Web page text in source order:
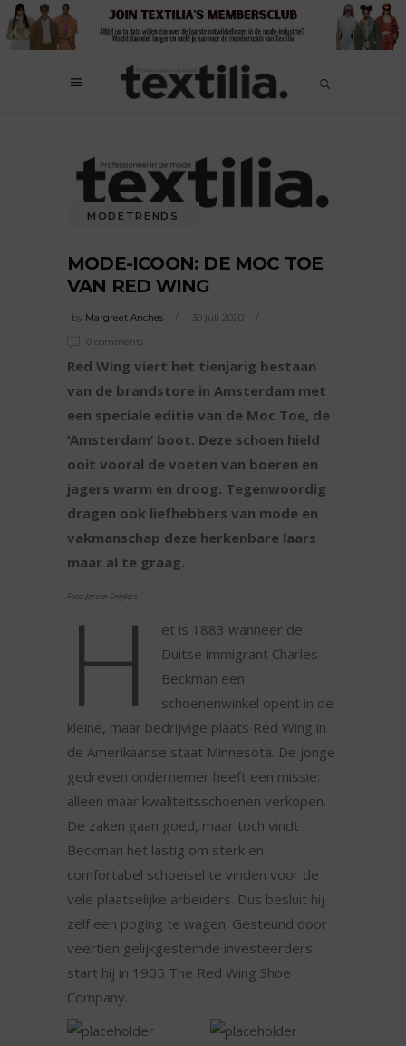
MODETRENDS
MODE-ICOON: DE MOC TOE
VAN RED WING
by Margreet Anches 30 juli 2020
0 comments
Red Wing viert het tienjarig bestaan
van de brandstore in Amsterdam met
een speciale editie van de Moc Toe, de
‘Amsterdam’ boot. Deze schoen hield
ooit vooral de voeten van boeren en
jagers warm en droog. Tegenwoordig
dragen ook liefhebbers van mode en
vakmanschap deze herkenbare laars
maar al te graag.
Foto: Jeroen Snijders
H
et is 1883 wanneer de
Duitse immigrant Charles
Beckman een
schoenenwinkel opent in de
kleine, maar bedrijvige plaats Red Wing in
de Amerikaanse staat Minnesota. De jonge
gedreven ondernemer heeft een missie:
alleen maar kwaliteitsschoenen verkopen.
De zaken gaan goed, maar toch vindt
Beckman het lastig om sterk en
comfortabel schoeisel te vinden voor de
vele plaatselijke arbeiders. Dus besluit hij
zelf een poging te wagen. Gesteund door
veertien gelijkgestemde investeerders
start hij in 1905 The Red Wing Shoe
Company.